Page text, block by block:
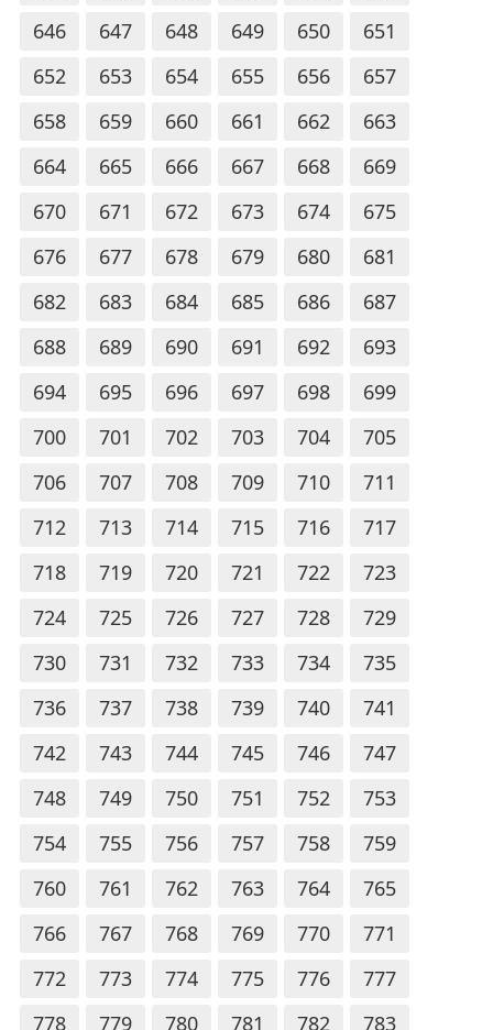
646
647 648 649 650
651
652
653 654 655 656
657
658
659 660 661 662
663
664
665 666 667 668
669
670
671 672 673 674
675
676
677 678 679 680
681
682
683 684 685 686
687
688
689 690 691 692
693
694
695 696 697 698
699
700
701 702 703 704
705
706
707 708 709 710
711
712
713 714 715 716
717
718
719 720 721 722
723
724
725 726 727 728
729
730
731 732 733 734
735
736
737 738 739 740
741
742
743 744 745 746
747
748
749 750 751 752
753
754
755 756 757 758
759
760
761 762 763 764
765
766
767 768 769 770
771
772
773 774 775 776
777
778
779 780 781 782
783